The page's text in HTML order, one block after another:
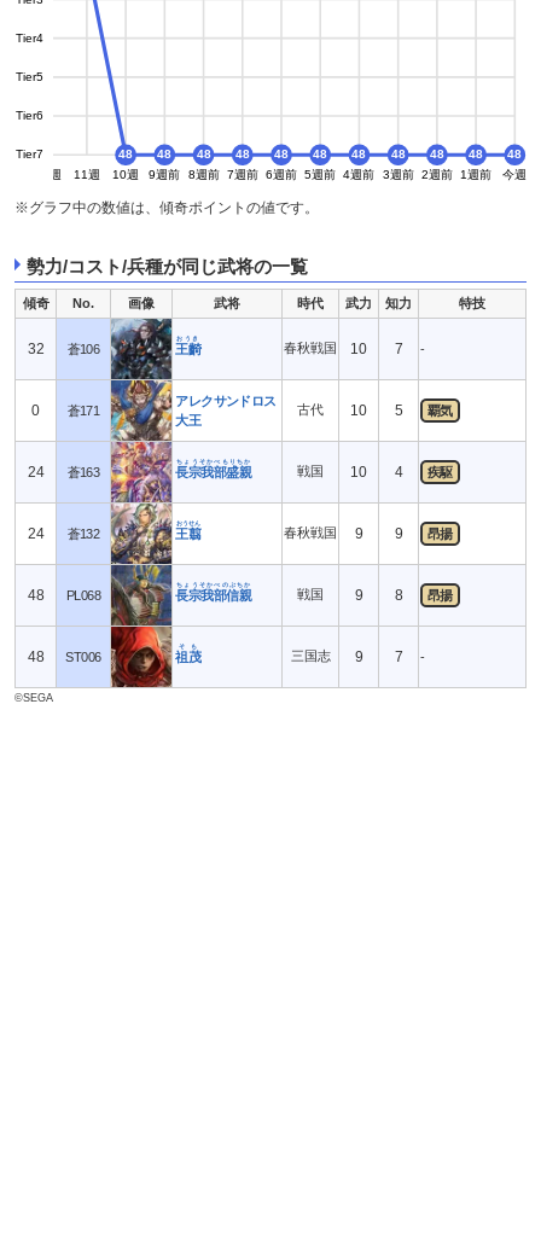
Tier4
Tier5
Tier6
Tier7
12週 11週 10週 9週前 8週前 7週前 6週前 5週前 4週前 3週前 2週前 1週前 今週
48 48 48 48 48 48 48 48 48 48 48
※グラフ中の数値は、傾奇ポイントの値です。
勢力/コスト/兵種が同じ武将の一覧
傾奇 No. 画像 武将 時代 武力 知力 特技
32 蒼106 王齮
おうき
春秋戦国 10 7 -
0 蒼171
アレクサンドロス
大王
古代 10 5 覇気
24 蒼163 長宗我部盛親
ちょうそかべもりちか
戦国 10 4 疾駆
24 蒼132 王翦
おうせん
春秋戦国 9 9 昂揚
48 PL068 長宗我部信親
ちょうそかべのぶちか
戦国 9 8 昂揚
48 ST006 祖茂
そも
三国志 9 7 -
©SEGA